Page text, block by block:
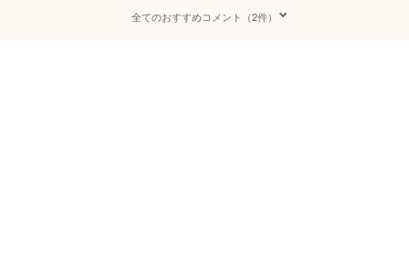
全てのおすすめコメント（2件）